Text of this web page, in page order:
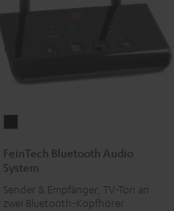
Audio
Schwarz
FeinTech Bluetooth Audio
System
Sender & Empfänger, TV-Ton an
zwei Bluetooth-Kopfhörer